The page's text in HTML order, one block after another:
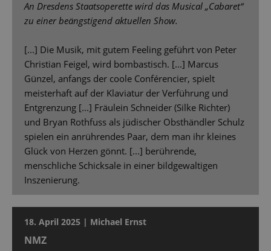
An Dresdens Staatsoperette wird das Musical „Cabaret“
zu einer beängstigend aktuellen Show.
[...] Die Musik, mit gutem Feeling geführt von Peter
Christian Feigel, wird bombastisch. [...] Marcus
Günzel, anfangs der coole Conférencier, spielt
meisterhaft auf der Klaviatur der Verführung und
Entgrenzung [...] Fräulein Schneider (Silke Richter)
und Bryan Rothfuss als jüdischer Obsthändler Schulz
spielen ein anrührendes Paar, dem man ihr kleines
Glück von Herzen gönnt. [...] berührende,
menschliche Schicksale in einer bildgewaltigen
Inszenierung.
18. April 2025 | Michael Ernst
NMZ